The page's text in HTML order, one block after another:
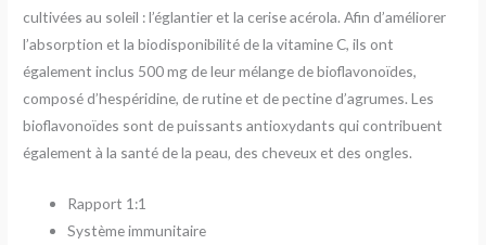
cultivées au soleil : l’églantier et la cerise acérola. Afin d’améliorer
l’absorption et la biodisponibilité de la vitamine C, ils ont
également inclus 500 mg de leur mélange de bioflavonoïdes,
composé d’hespéridine, de rutine et de pectine d’agrumes. Les
bioflavonoïdes sont de puissants antioxydants qui contribuent
également à la santé de la peau, des cheveux et des ongles.
Rapport 1:1
Système immunitaire